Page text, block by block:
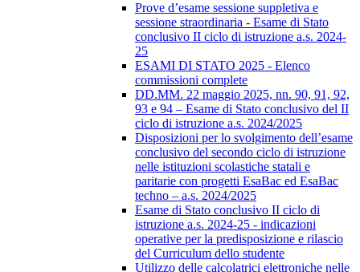
Prove d’esame sessione suppletiva e
sessione straordinaria - Esame di Stato
conclusivo II ciclo di istruzione a.s. 2024-
25
ESAMI DI STATO 2025 - Elenco
commissioni complete
DD.MM. 22 maggio 2025, nn. 90, 91, 92,
93 e 94 – Esame di Stato conclusivo del II
ciclo di istruzione a.s. 2024/2025
Disposizioni per lo svolgimento dell’esame
conclusivo del secondo ciclo di istruzione
nelle istituzioni scolastiche statali e
paritarie con progetti EsaBac ed EsaBac
techno – a.s. 2024/2025
Esame di Stato conclusivo II ciclo di
istruzione a.s. 2024-25 - indicazioni
operative per la predisposizione e rilascio
del Curriculum dello studente
Utilizzo delle calcolatrici elettroniche nelle